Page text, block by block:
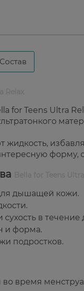
Состав
for Teens Ultra
жидкость,
форму,
дышащей кожи.
в течение
и форма.
подростков.
во время